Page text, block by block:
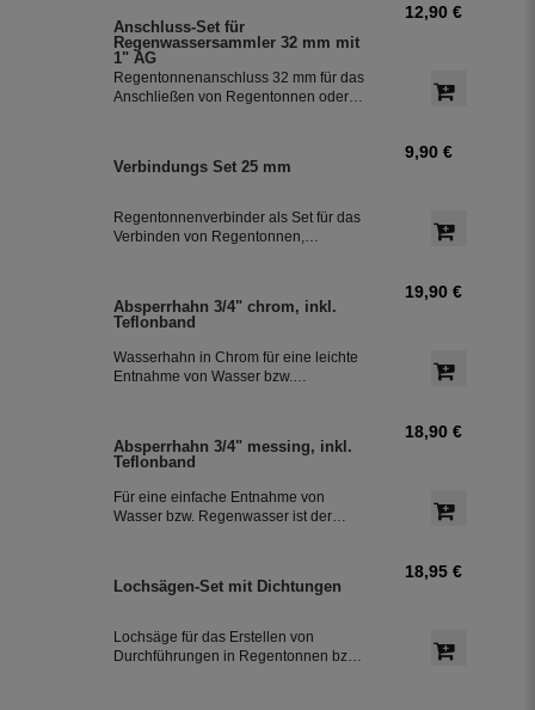
installieren. Damit können Sie bis zu
85 % des anfallenden Regenwassers
sammeln und in Ihre Regentonne
leiten.
Anschluss-Set für
Regenwassersammler 32 mm mit
1" AG
Regentonnenanschluss 32 mm für das
Anschließen von Regentonnen oder
12,90 €
Verbindungs Set 25 mm
Regentonnenverbinder als Set für das
Verbinden von Regentonnen,
9,90 €
Absperrhahn 3/4" chrom, inkl.
Teflonband
Wasserhahn in Chrom für eine leichte
Entnahme von Wasser bzw.
Montage an der Regenwassertonne.
Das Teflonband dichtete das Gewinde
des Auslaufhahn ab.
19,90 €
Absperrhahn 3/4" messing, inkl.
Teflonband
Für eine einfache Entnahme von
Wasser bzw. Regenwasser ist der
ein 3/4 Zoll Außengewinde. Ein
Lieferumfang enthalten.
18,90 €
Lochsägen-Set mit Dichtungen
Lochsäge für das Erstellen von
Durchführungen in Regentonnen bzw.
18,95 €